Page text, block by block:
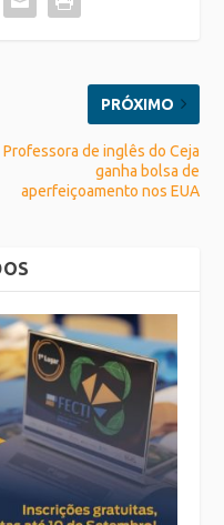
PRÓXIMO
Professora de inglês do Ceja
ganha bolsa de
aperfeiçoamento nos EUA